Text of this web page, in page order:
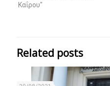
Καΐρου"
Related posts